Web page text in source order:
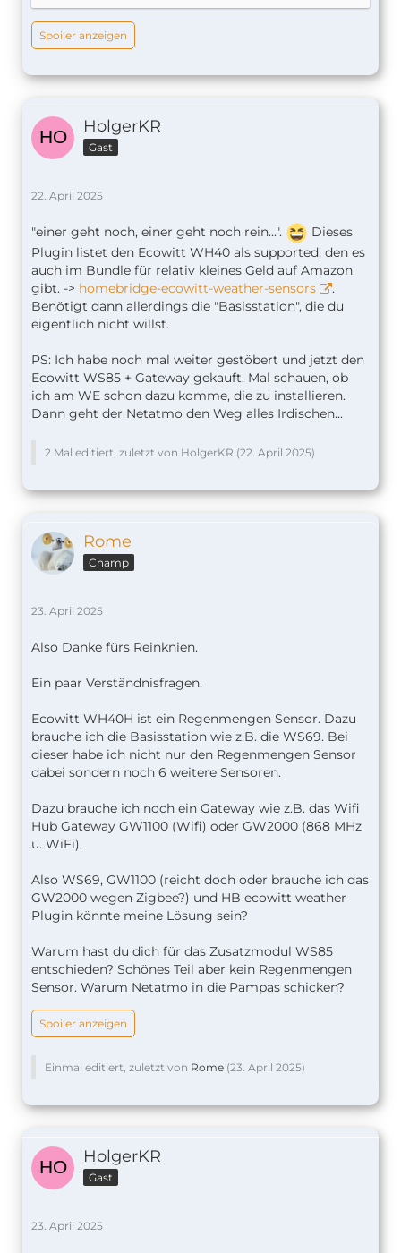
Spoiler anzeigen
HolgerKR
Gast
22. April 2025
"einer geht noch, einer geht noch rein...".
Dieses
Plugin listet den Ecowitt WH40 als supported, den es
auch im Bundle für relativ kleines Geld auf Amazon
gibt. -> homebridge-ecowitt-weather-sensors
.
Benötigt dann allerdings die "Basisstation", die du
eigentlich nicht willst.
PS: Ich habe noch mal weiter gestöbert und jetzt den
Ecowitt WS85 + Gateway gekauft. Mal schauen, ob
ich am WE schon dazu komme, die zu installieren.
Dann geht der Netatmo den Weg alles Irdischen...
2 Mal editiert, zuletzt von HolgerKR (22. April 2025)
Rome
Champ
23. April 2025
Also Danke fürs Reinknien.
Ein paar Verständnisfragen.
Ecowitt WH40H ist ein Regenmengen Sensor. Dazu
brauche ich die Basisstation wie z.B. die WS69. Bei
dieser habe ich nicht nur den Regenmengen Sensor
dabei sondern noch 6 weitere Sensoren.
Dazu brauche ich noch ein Gateway wie z.B. das Wifi
Hub Gateway GW1100 (Wifi) oder GW2000 (868 MHz
u. WiFi).
Also WS69, GW1100 (reicht doch oder brauche ich das
GW2000 wegen Zigbee?) und HB ecowitt weather
Plugin könnte meine Lösung sein?
Warum hast du dich für das Zusatzmodul WS85
entschieden? Schönes Teil aber kein Regenmengen
Sensor. Warum Netatmo in die Pampas schicken?
Spoiler anzeigen
Einmal editiert, zuletzt von Rome (23. April 2025)
HolgerKR
Gast
23. April 2025